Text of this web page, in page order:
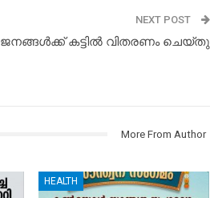
NEXT POST
കട്ടിൽ വിതരണം ചെയ്തു
More From Author
HEALTH